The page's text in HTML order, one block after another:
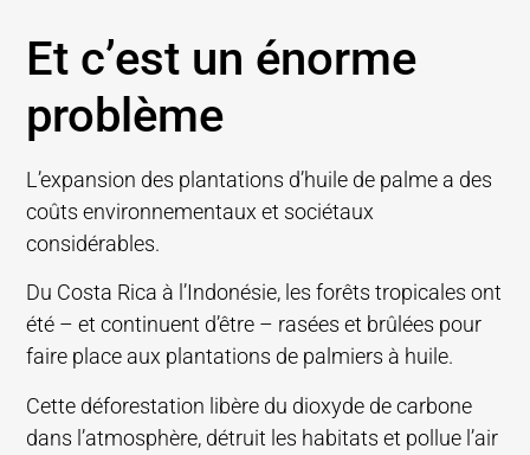
Et c’est un énorme
problème
L’expansion des plantations d’huile de palme a des
coûts environnementaux et sociétaux
considérables.
Du Costa Rica à l’Indonésie, les forêts tropicales ont
été – et continuent d’être – rasées et brûlées pour
faire place aux plantations de palmiers à huile.
Cette déforestation libère du dioxyde de carbone
dans l’atmosphère, détruit les habitats et pollue l’air